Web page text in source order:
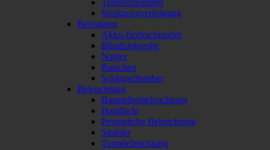
Transferpumpen
Werkzeugverfolgung
Befestigen
Akku-Bohrschrauber
Blindnietgeräte
Nagler
Ratschen
Schlagschrauber
Beleuchtung
Baustellenbeleuchtung
Handlicht
Persönliche Beleuchtung
Strahler
Turmbeleuchtung